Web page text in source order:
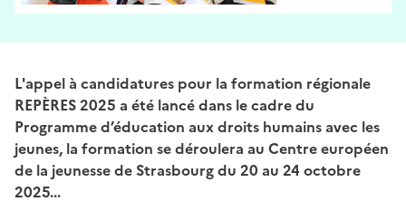
L'appel à candidatures pour la formation régionale
REPÈRES 2025 a été lancé dans le cadre du
Programme d’éducation aux droits humains avec les
jeunes, la formation se déroulera au Centre européen
de la jeunesse de Strasbourg du 20 au 24 octobre
2025...